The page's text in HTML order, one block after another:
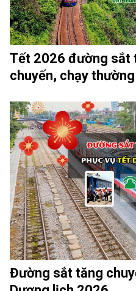
Tết 2026 đường sắt
chuyến, chạy
Đường sắt tăng